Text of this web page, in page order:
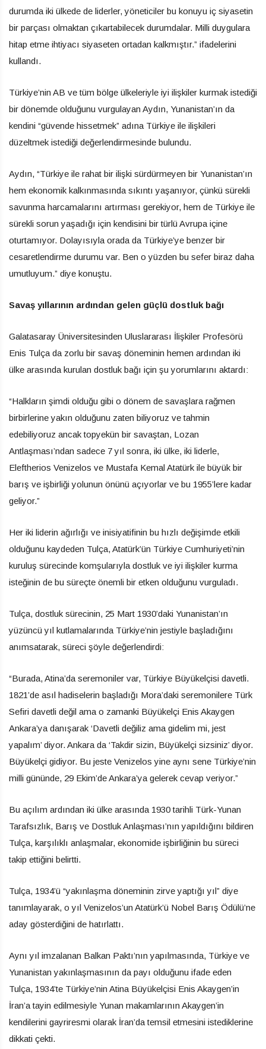
durumda iki ülkede de liderler, yöneticiler bu konuyu iç siyasetin
bir parçası olmaktan çıkartabilecek durumdalar. Milli duygulara
hitap etme ihtiyacı siyaseten ortadan kalkmıştır.” ifadelerini
kullandı.
Türkiye’nin AB ve tüm bölge ülkeleriyle iyi ilişkiler kurmak istediği
bir dönemde olduğunu vurgulayan Aydın, Yunanistan’ın da
kendini “güvende hissetmek” adına Türkiye ile ilişkileri
düzeltmek istediği değerlendirmesinde bulundu.
Aydın, “Türkiye ile rahat bir ilişki sürdürmeyen bir Yunanistan’ın
hem ekonomik kalkınmasında sıkıntı yaşanıyor, çünkü sürekli
savunma harcamalarını artırması gerekiyor, hem de Türkiye ile
sürekli sorun yaşadığı için kendisini bir türlü Avrupa içine
oturtamıyor. Dolayısıyla orada da Türkiye’ye benzer bir
cesaretlendirme durumu var. Ben o yüzden bu sefer biraz daha
umutluyum.” diye konuştu.
Savaş yıllarının ardından gelen güçlü dostluk bağı
Galatasaray Üniversitesinden Uluslararası İlişkiler Profesörü
Enis Tulça da zorlu bir savaş döneminin hemen ardından iki
ülke arasında kurulan dostluk bağı için şu yorumlarını aktardı:
“Halkların şimdi olduğu gibi o dönem de savaşlara rağmen
birbirlerine yakın olduğunu zaten biliyoruz ve tahmin
edebiliyoruz ancak topyekün bir savaştan, Lozan
Antlaşması’ndan sadece 7 yıl sonra, iki ülke, iki liderle,
Eleftherios Venizelos ve Mustafa Kemal Atatürk ile büyük bir
barış ve işbirliği yolunun önünü açıyorlar ve bu 1955’lere kadar
geliyor.”
Her iki liderin ağırlığı ve inisiyatifinin bu hızlı değişimde etkili
olduğunu kaydeden Tulça, Atatürk’ün Türkiye Cumhuriyeti’nin
kuruluş sürecinde komşularıyla dostluk ve iyi ilişkiler kurma
isteğinin de bu süreçte önemli bir etken olduğunu vurguladı.
Tulça, dostluk sürecinin, 25 Mart 1930’daki Yunanistan’ın
yüzüncü yıl kutlamalarında Türkiye’nin jestiyle başladığını
anımsatarak, süreci şöyle değerlendirdi:
“Burada, Atina’da seremoniler var, Türkiye Büyükelçisi davetli.
1821’de asıl hadiselerin başladığı Mora’daki seremonilere Türk
Sefiri davetli değil ama o zamanki Büyükelçi Enis Akaygen
Ankara’ya danışarak ‘Davetli değiliz ama gidelim mi, jest
yapalım’ diyor. Ankara da ‘Takdir sizin, Büyükelçi sizsiniz’ diyor.
Büyükelçi gidiyor. Bu jeste Venizelos yine aynı sene Türkiye’nin
milli gününde, 29 Ekim’de Ankara’ya gelerek cevap veriyor.”
Bu açılım ardından iki ülke arasında 1930 tarihli Türk-Yunan
Tarafsızlık, Barış ve Dostluk Anlaşması’nın yapıldığını bildiren
Tulça, karşılıklı anlaşmalar, ekonomide işbirliğinin bu süreci
takip ettiğini belirtti.
Tulça, 1934’ü “yakınlaşma döneminin zirve yaptığı yıl” diye
tanımlayarak, o yıl Venizelos’un Atatürk’ü Nobel Barış Ödülü’ne
aday gösterdiğini de hatırlattı.
Aynı yıl imzalanan Balkan Paktı’nın yapılmasında, Türkiye ve
Yunanistan yakınlaşmasının da payı olduğunu ifade eden
Tulça, 1934’te Türkiye’nin Atina Büyükelçisi Enis Akaygen’in
İran’a tayin edilmesiyle Yunan makamlarının Akaygen’in
kendilerini gayriresmi olarak İran’da temsil etmesini istediklerine
dikkati çekti.